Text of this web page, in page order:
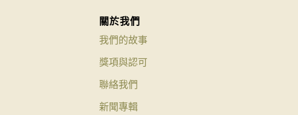
關於我們
我們的故事
獎項與認可
聯絡我們
新聞專輯